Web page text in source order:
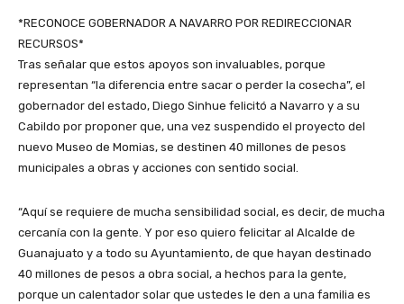
*RECONOCE GOBERNADOR A NAVARRO POR REDIRECCIONAR
RECURSOS*
Tras señalar que estos apoyos son invaluables, porque
representan “la diferencia entre sacar o perder la cosecha”, el
gobernador del estado, Diego Sinhue felicitó a Navarro y a su
Cabildo por proponer que, una vez suspendido el proyecto del
nuevo Museo de Momias, se destinen 40 millones de pesos
municipales a obras y acciones con sentido social.
“Aquí se requiere de mucha sensibilidad social, es decir, de mucha
cercanía con la gente. Y por eso quiero felicitar al Alcalde de
Guanajuato y a todo su Ayuntamiento, de que hayan destinado
40 millones de pesos a obra social, a hechos para la gente,
porque un calentador solar que ustedes le den a una familia es